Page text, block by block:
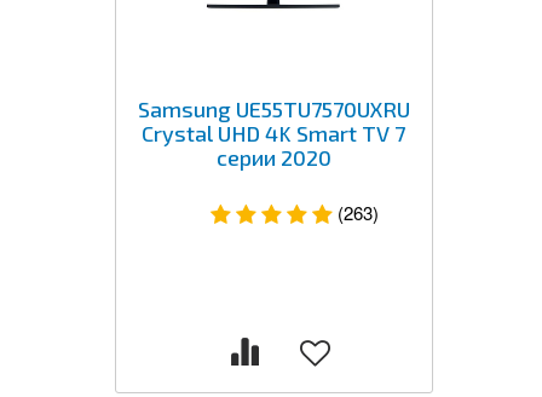
Samsung UE55TU7570UXRU
Crystal UHD 4K Smart TV 7
серии 2020
(263)